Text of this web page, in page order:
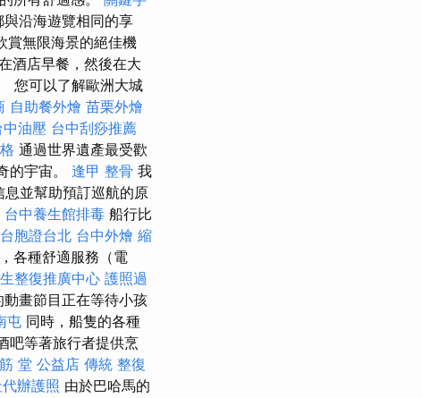
沿海遊覽相同的享
賞無限海景的絕佳機
酒店早餐，然後在大
您可以了解歐洲大城
自助餐外燴 苗栗外燴
中油壓 台中刮痧推薦
通過世界遺產最受歡
的宇宙。 逢甲 整骨 我
並幫助預訂巡航的原
台中養生館排毒 船行比
台胞證台北 台中外燴 縮
各種舒適服務（電
整復推廣中心 護照過
畫節目正在等待小孩
屯 同時，船隻的各種
吧等著旅行者提供烹
堂 公益店 傳統 整復
辦護照 由於巴哈馬的